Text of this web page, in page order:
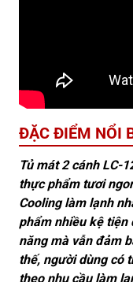
ĐẶC ĐIỂM NỔI
Tủ mát 2 cánh LC-
thực phẩm tươi
Cooling làm lạnh
phẩm nhiều kệ tiện
năng mà vẫn đảm
thế, người dùng có
theo nhu cầu làm